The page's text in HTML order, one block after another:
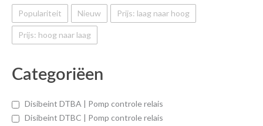
Populariteit Nieuw Prijs: laag naar hoog
Prijs: hoog naar laag
Categoriëen
Disibeint DTBA | Pomp controle relais
Disibeint DTBC | Pomp controle relais